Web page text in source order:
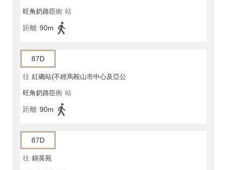
旺角奶路臣街 站
距離 90m
87D
往 紅磡站(不經馬鞍山市中心及亞公
角街)
旺角奶路臣街 站
距離 90m
87D
往 錦英苑